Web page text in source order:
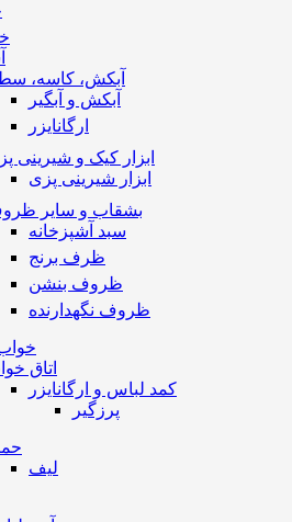
آبکش، کاسه،
آبکش و آبگیر
ارگانایزر
ابزار کیک و شیرینی
ابزار شیرینی پزی
بشقاب و سایر
سبد آشپزخانه
ظرف برنج
ظروف بنشن
ظروف نگهدارنده
اتاق
کمد لباس و ارگانایزر
پرزگیر
لیف